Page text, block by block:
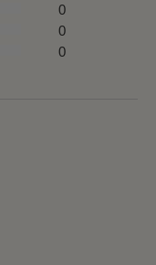
0
0
0